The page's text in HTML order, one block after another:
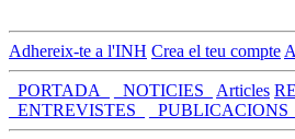
Adhereix-te a l'INH Crea el teu compte
_PORTADA_ _NOTICIES_ Articles
_ENTREVISTES_
_PUBLICACIONS_